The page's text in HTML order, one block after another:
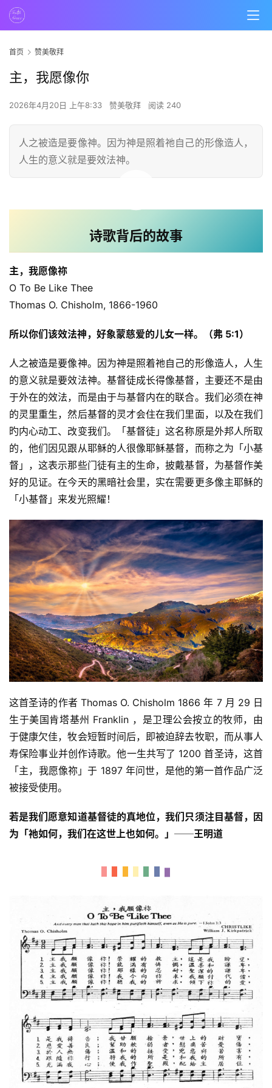
首
页
主
首页 赞美敬拜
主，我愿像你
2026年4月20日 上午8:33 赞美敬拜 阅读 240
人之被造是要像神。因为神是照着祂自己的形像造人，
人生的意义就是要效法神。
00:00 / 03:12
诗歌背后的故事
主，我愿像祢
O To Be Like Thee
Thomas O. Chisholm, 1866-1960
所以你们该效法神，好象蒙慈爱的儿女一样。（弗 5:1）
人之被造是要像神。因为神是照着祂自己的形像造人，人生
的意义就是要效法神。基督徒成长得像基督，主要还不是由
于外在的效法，而是由于与基督内在的联合。我们必须在神
的灵里重生，然后基督的灵才会住在我们里面，以及在我们
旳内心动工、改变我们。「基督徒」这名称原是外邦人所取
的，他们因见跟从耶稣的人很像耶稣基督，而称之为「小基
督」，这表示那些门徒有主的生命，披戴基督，为基督作美
好的见证。在今天的黑暗社会里，实在需要更多像主耶稣的
「小基督」来发光照耀！
这首圣诗的作者 Thomas O. Chisholm 1866 年 7 月 29 日
生于美国肯塔基州 Franklin ，是卫理公会按立的牧师，由
于健康欠佳，牧会短暂时间后，即被迫辞去牧职，而从事人
寿保险事业并创作诗歌。他一生共写了 1200 首圣诗，这首
「主，我愿像祢」于 1897 年问世，是他的第一首作品广泛
被接受使用。
若是我们愿意知道基督徒的真地位，我们只须注目基督，因
为「祂如何，我们在这世上也如何。」 ──王明道